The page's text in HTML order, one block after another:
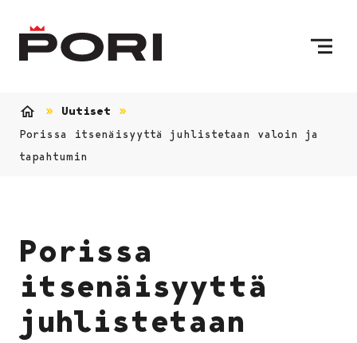
Uutiset
Porissa itsenäisyyttä juhlistetaan valoin ja
tapahtumin
Porissa
itsenäisyyttä
juhlistetaan